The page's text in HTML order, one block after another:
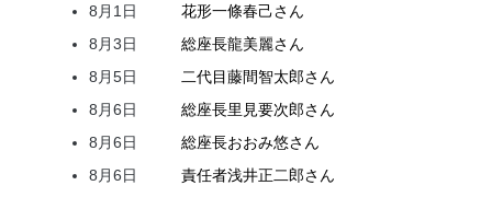
8月1日
花形一條春己さん
8月3日
総座長龍美麗さん
8月5日
二代目藤間智太郎さん
8月6日
総座長里見要次郎さん
8月6日
総座長おおみ悠さん
8月6日
責任者浅井正二郎さん